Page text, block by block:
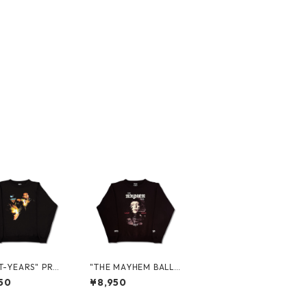
YEARS" PRO
SWE
"THE MAYHEM BALL
TOUR: IN JAPAN" PR
OMO CREWNECK SW
¥8,950